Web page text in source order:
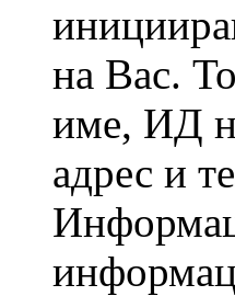
на Вас.
име, ИД
адрес и